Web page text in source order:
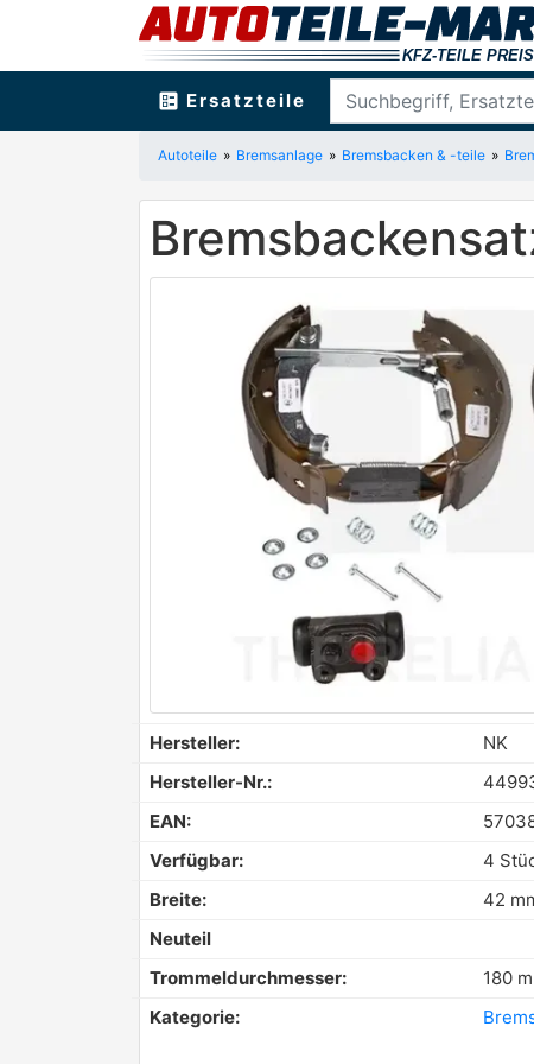
ballot Ersatzteile
Autoteile Bremsanlage Bremsbacken & -teile
Hersteller: NK
Hersteller-Nr.:
EAN:
Verfügbar:
4
Breite:
42
Neuteil
Trommeldurchmesser:
180
Kategorie: